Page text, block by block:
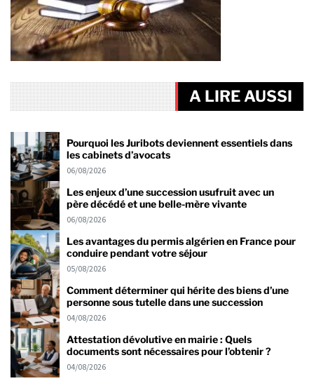
A LIRE AUSSI
Pourquoi les Juribots deviennent essentiels dans
les cabinets d’avocats
06/08/2026
Les enjeux d’une succession usufruit avec un
père décédé et une belle-mère vivante
06/08/2026
Les avantages du permis algérien en France pour
conduire pendant votre séjour
05/08/2026
Comment déterminer qui hérite des biens d’une
personne sous tutelle dans une succession
04/08/2026
Attestation dévolutive en mairie : Quels
documents sont nécessaires pour l’obtenir ?
04/08/2026